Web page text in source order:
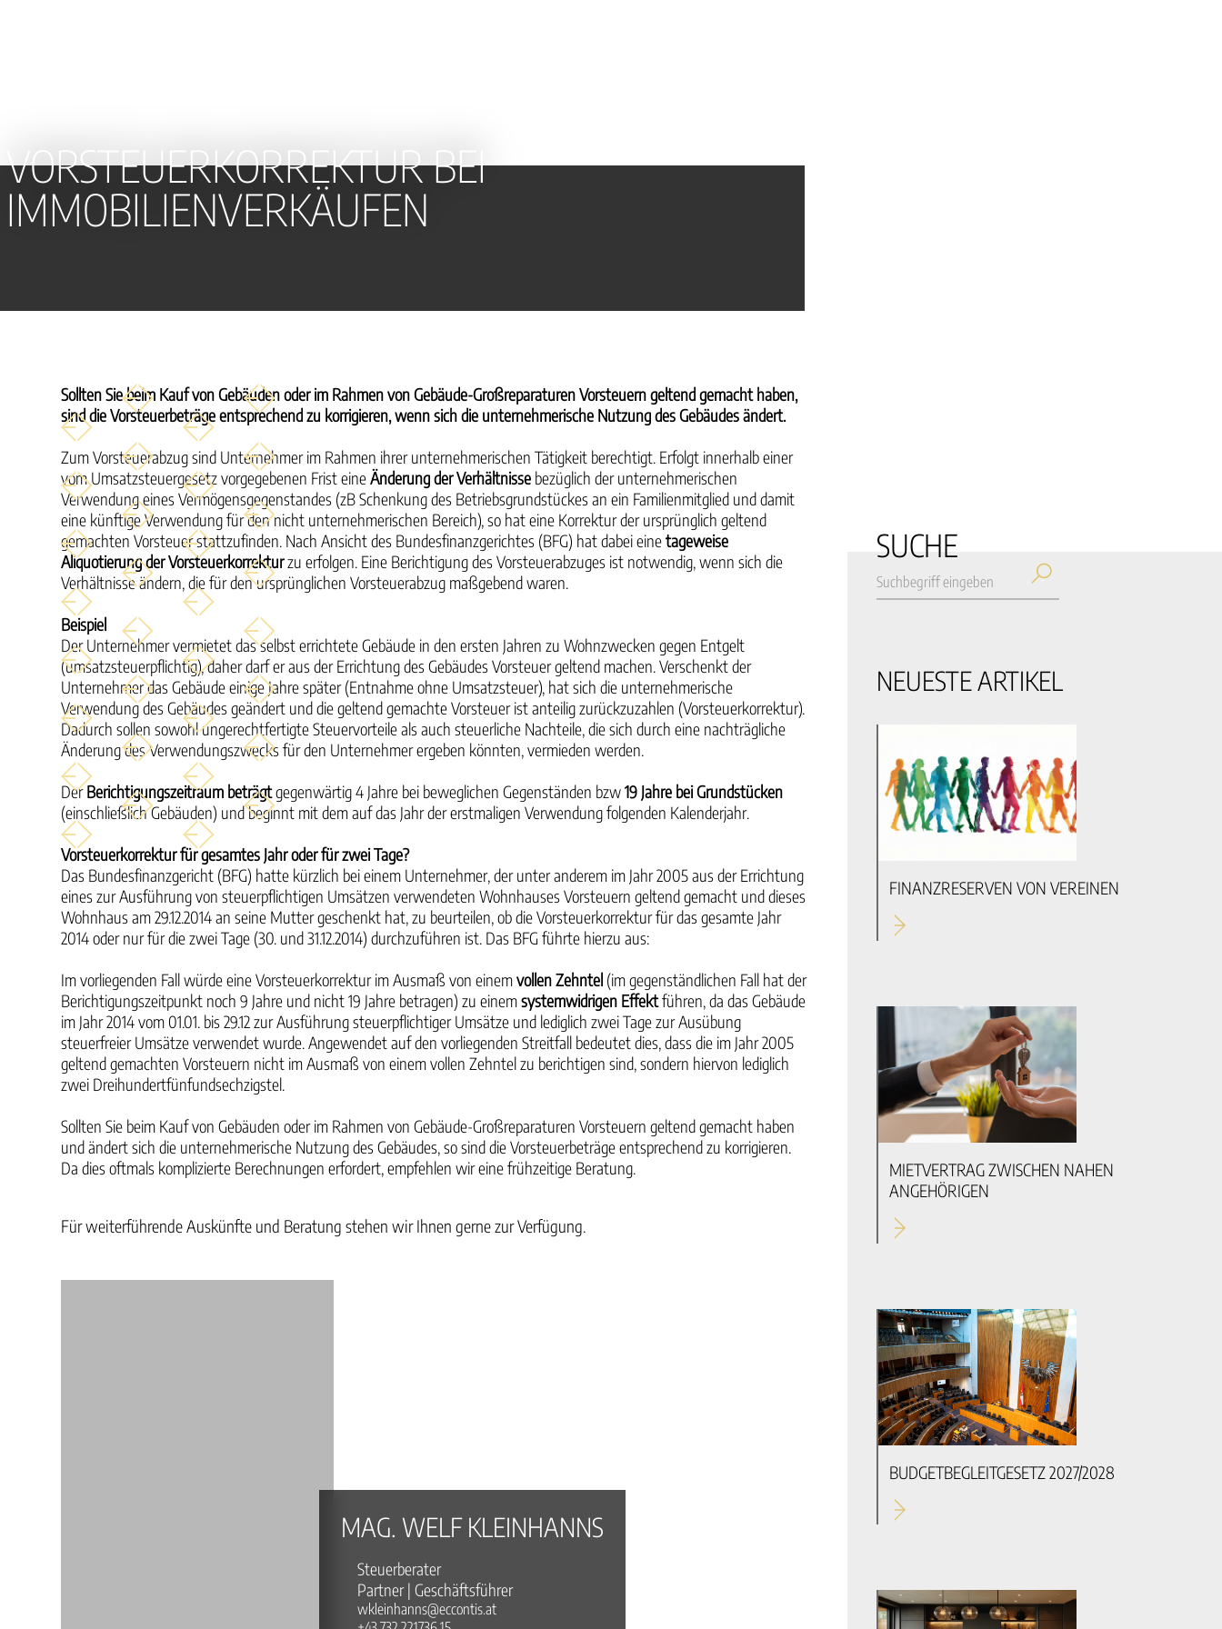
VORSTEUERKORREKTUR BEI
IMMOBILIENVERKÄUFEN
Sollten Sie beim Kauf von Gebäuden oder im Rahmen von Gebäude-Großreparaturen Vorsteuern geltend gemacht haben,
sind die Vorsteuerbeträge entsprechend zu korrigieren, wenn sich die unternehmerische Nutzung des Gebäudes ändert.
Zum Vorsteuerabzug sind Unternehmer im Rahmen ihrer unternehmerischen Tätigkeit berechtigt. Erfolgt innerhalb einer
vom Umsatzsteuergesetz vorgegebenen Frist eineÄnderung der Verhältnisse bezüglich der unternehmerischen
Verwendung eines Vermögensgegenstandes (zB Schenkung des Betriebsgrundstückes an ein Familienmitglied und damit
eine künftige Verwendung für den nicht unternehmerischen Bereich), so hat eine Korrektur der ursprünglich geltend
gemachten Vorsteuer stattzufinden. Nach Ansicht des Bundesfinanzgerichtes (BFG) hat dabei einetageweise
Aliquotierung der Vorsteuerkorrekturzu erfolgen. Eine Berichtigung des Vorsteuerabzuges ist notwendig, wenn sich die
Verhältnisse ändern, die für den ursprünglichen Vorsteuerabzug maßgebend waren.
Beispiel
Der Unternehmer vermietet das selbst errichtete Gebäude in den ersten Jahren zu Wohnzwecken gegen Entgelt
(umsatzsteuerpflichtig), daher darf er aus der Errichtung des Gebäudes Vorsteuer geltend machen. Verschenkt der
Unternehmer das Gebäude einige Jahre später (Entnahme ohne Umsatzsteuer), hat sich die unternehmerische
Verwendung des Gebäudes geändert und die geltend gemachte Vorsteuer ist anteilig zurückzuzahlen (Vorsteuerkorrektur).
Dadurch sollen sowohl ungerechtfertigte Steuervorteile als auch steuerliche Nachteile, die sich durch eine nachträgliche
Änderung des Verwendungszwecks für den Unternehmer ergeben könnten, vermieden werden.
DerBerichtigungszeitraum beträgtgegenwärtig 4 Jahre bei beweglichen Gegenständen bzw19 Jahre bei Grundstücken
(einschließlich Gebäuden) und beginnt mit dem auf das Jahr der erstmaligen Verwendung folgenden Kalenderjahr.
Vorsteuerkorrektur für gesamtes Jahr oder für zwei Tage?
Das Bundesfinanzgericht (BFG) hatte kürzlich bei einem Unternehmer, der unter anderem im Jahr 2005 aus der Errichtung
eines zur Ausführung von steuerpflichtigen Umsätzen verwendeten Wohnhauses Vorsteuern geltend gemacht und dieses
Wohnhaus am 29.12.2014 an seine Mutter geschenkt hat, zu beurteilen, ob die Vorsteuerkorrektur für das gesamte Jahr
2014 oder nur für die zwei Tage (30. und 31.12.2014) durchzuführen ist. Das BFG führte hierzu aus:
Im vorliegenden Fall würde eine Vorsteuerkorrektur im Ausmaß von einemvollen Zehntel (im gegenständlichen Fall hat der
Berichtigungszeitpunkt noch 9 Jahre und nicht 19 Jahre betragen) zu einemsystemwidrigen Effektführen, da das Gebäude
im Jahr 2014 vom 01.01. bis 29.12 zur Ausführung steuerpflichtiger Umsätze und lediglich zwei Tage zur Ausübung
steuerfreier Umsätze verwendet wurde. Angewendet auf den vorliegenden Streitfall bedeutet dies, dass die im Jahr 2005
geltend gemachten Vorsteuern nicht im Ausmaß von einem vollen Zehntel zu berichtigen sind, sondern hiervon lediglich
zwei Dreihundertfünfundsechzigstel.
Sollten Sie beim Kauf von Gebäuden oder im Rahmen von Gebäude-Großreparaturen Vorsteuern geltend gemacht haben
und ändert sich die unternehmerische Nutzung des Gebäudes, so sind die Vorsteuerbeträge entsprechend zu korrigieren.
Da dies oftmals komplizierte Berechnungen erfordert, empfehlen wir eine frühzeitige Beratung.
Für weiterführende Auskünfte und Beratung stehen wir Ihnen gerne zur Verfügung.
MAG. WELF KLEINHANNS
Steuerberater
Partner | Geschäftsführer
wkleinhanns@eccontis.at
SUCHE
NEUESTE ARTIKEL
FINANZRESERVEN VON VEREINEN
MIETVERTRAG ZWISCHEN NAHEN
ANGEHÖRIGEN
BUDGETBEGLEITGESETZ 2027/2028